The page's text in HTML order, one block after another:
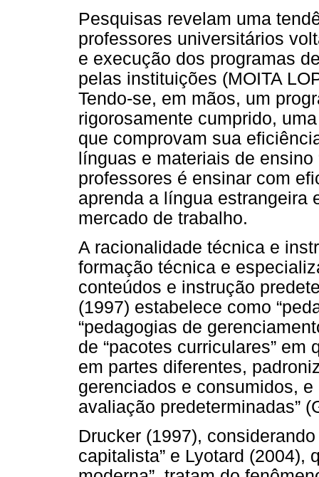
Pesquisas revelam uma
professores universitários
e execução dos programas
pelas instituições (MOITA
Tendo-se, em mãos, um
rigorosamente cumprido,
que comprovam sua
línguas e materiais de ensino
professores é ensinar com
aprenda a língua estrangeira
mercado de trabalho.
A racionalidade técnica e
formação técnica e
conteúdos e instrução
(1997) estabelece como
“pedagogias de
de “pacotes curriculares” em
em partes diferentes,
gerenciados e consumidos,
avaliação predeterminadas”
Drucker (1997),
capitalista” e Lyotard (2004),